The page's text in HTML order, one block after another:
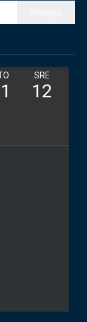
Muzika
Svemirski
Zrenjanin